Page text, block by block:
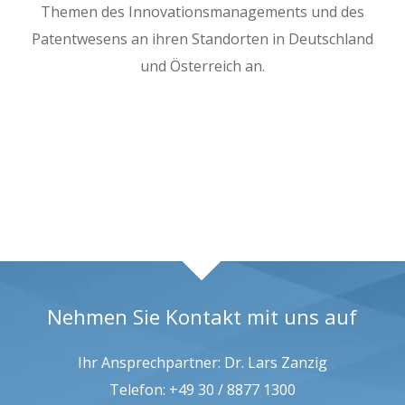
Themen des Innovationsmanagements und des
Patentwesens an ihren Standorten in Deutschland
und Österreich an.
Nehmen Sie Kontakt mit uns auf
Ihr Ansprechpartner: Dr. Lars Zanzig
Telefon: +49 30 / 8877 1300